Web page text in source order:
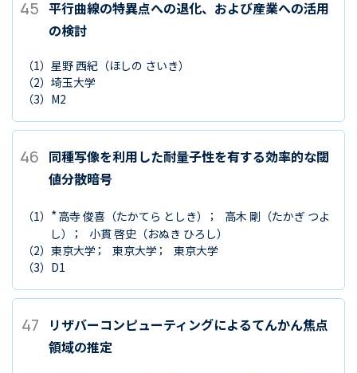
45 平行曲線の特異点への退化、および産業への活用
の検討
（1） 星野 西紀 （ほしの さいき）
（2） 埼玉大学
（3） M2
46 同種写像を利用した耐量子性を有する効率的な閾
値分散暗号
（1） *高寺 俊喜 （たかてら としき） 高木 剛 （たかぎ つよ
し）
小貫 啓史 （おぬき ひろし）
（2） 東京大学 東京大学
東京大学
（3） D1
47
リザバーコンピューティングによるてんかん焦点
領域の推定